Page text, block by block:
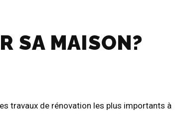
SA MAISON?
travaux de rénovation les plus importants à